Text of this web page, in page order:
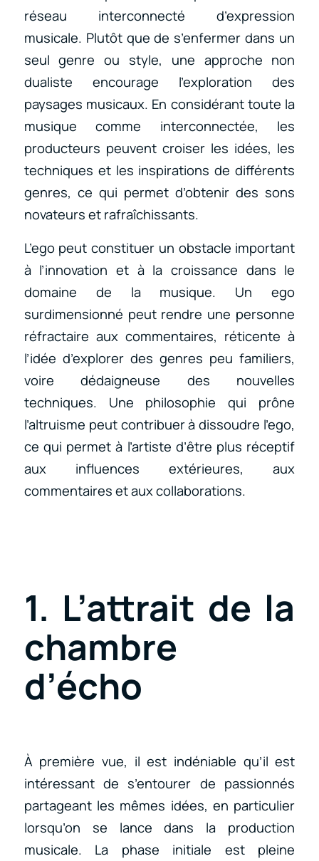
réseau interconnecté d’expression
musicale. Plutôt que de s’enfermer dans un
seul genre ou style, une approche non
dualiste encourage l’exploration des
paysages musicaux. En considérant toute la
musique comme interconnectée, les
producteurs peuvent croiser les idées, les
techniques et les inspirations de différents
genres, ce qui permet d’obtenir des sons
novateurs et rafraîchissants.
L’ego peut constituer un obstacle important
à l’innovation et à la croissance dans le
domaine de la musique. Un ego
surdimensionné peut rendre une personne
réfractaire aux commentaires, réticente à
l’idée d’explorer des genres peu familiers,
voire dédaigneuse des nouvelles
techniques. Une philosophie qui prône
l’altruisme peut contribuer à dissoudre l’ego,
ce qui permet à l’artiste d’être plus réceptif
aux influences extérieures, aux
commentaires et aux collaborations.
1. L’attrait de la
chambre
d’écho
À première vue, il est indéniable qu’il est
intéressant de s’entourer de passionnés
partageant les mêmes idées, en particulier
lorsqu’on se lance dans la production
musicale. La phase initiale est pleine